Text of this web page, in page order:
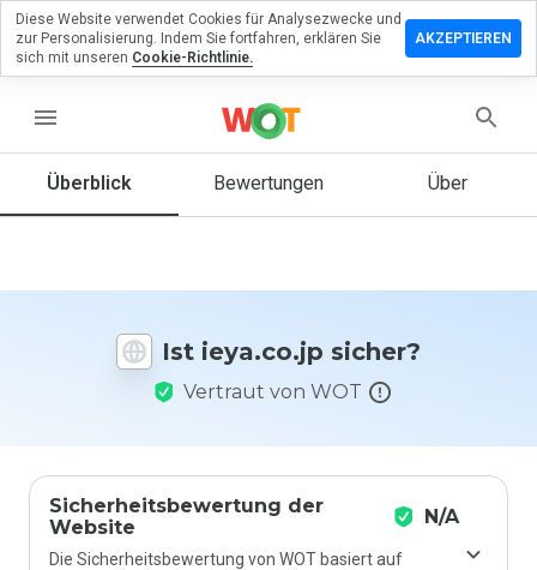
menu
Überblick Bewertungen Über
Ist ieya.co.jp sicher?
Vertraut von WOT
Sicherheitsbewertung der
Website
N/A
Die Sicherheitsbewertung von WOT basiert auf
eine
Sie diese
Diese Website verwendet Cookies für Analysezwecke und
zur Personalisierung. Indem Sie fortfahren, erklären Sie
sich mit unseren Cookie-Richtlinie.
AKZEPTIEREN